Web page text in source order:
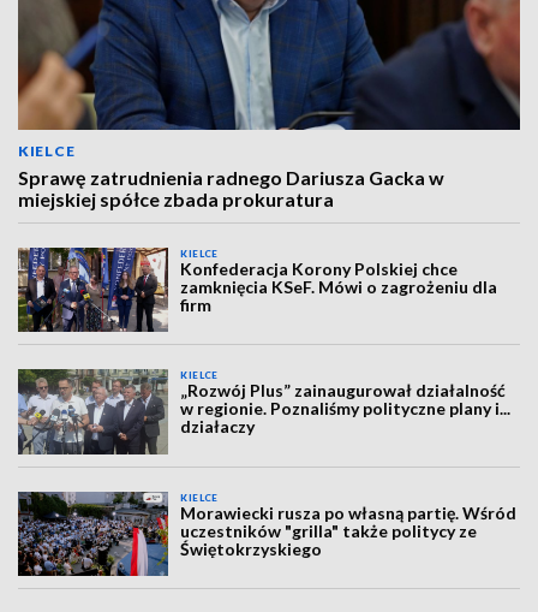
KIELCE
Sprawę zatrudnienia radnego Dariusza Gacka w
miejskiej spółce zbada prokuratura
KIELCE
Konfederacja Korony Polskiej chce
zamknięcia KSeF. Mówi o zagrożeniu dla
firm
KIELCE
„Rozwój Plus” zainaugurował działalność
w regionie. Poznaliśmy polityczne plany i...
działaczy
KIELCE
Morawiecki rusza po własną partię. Wśród
uczestników "grilla" także politycy ze
Świętokrzyskiego